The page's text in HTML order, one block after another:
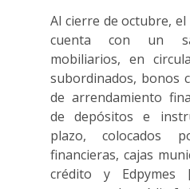
Al cierre de octubre,
cuenta con un
mobiliarios, en
subordinados, bonos
de arrendamiento
de depósitos e
plazo, colocados
financieras, cajas
crédito y Edpymes